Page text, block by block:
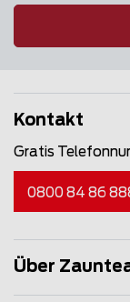
Kontakt
Gratis
0800 84 86
Über